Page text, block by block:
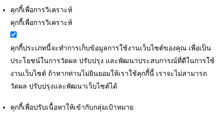
คุกกี้เพื่อการวิเคราะห์
คุกกี้เพื่อการวิเคราะห์
คุกกี้ประเภทนี้จะทำการเก็บข้อมูลการใช้งานเว็บไซต์ของคุณ เพื่อเป็น
ประโยชน์ในการวัดผล ปรับปรุง และพัฒนาประสบการณ์ที่ดีในการใช้
งานเว็บไซต์ ถ้าหากท่านไม่ยินยอมให้เราใช้คุกกี้นี้ เราจะไม่สามารถ
วัดผล ปรับปรุงและพัฒนาเว็บไซต์ได้
คุกกี้เพื่อปรับเนื้อหาให้เข้ากับกลุ่มเป้าหมาย